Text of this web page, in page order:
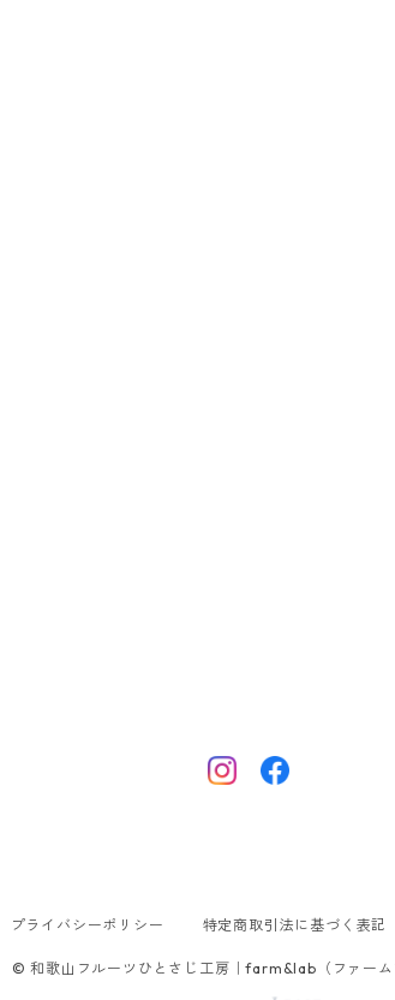
プライバシーポリシー 特定商取引法に基づく表記
© 和歌山フルーツひとさじ工房｜farm&lab（ファーム